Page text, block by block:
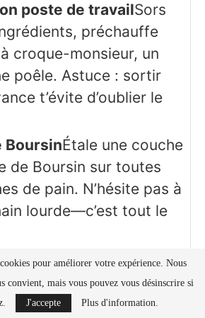
poste de travailSors
préchauffe
croque-monsieur, un
poêle. Astuce : sortir
t’évite d’oublier le
BoursinÉtale une couche
de Boursin sur toutes
de pain. N’hésite pas à
lourde—c’est tout le
Répartis les
saumon fumé sur deux
de pain. Déchire un
pour améliorer votre expérience. Nous
convient, mais vous pouvez vous désinscrire si
J'accepte Plus d'information.